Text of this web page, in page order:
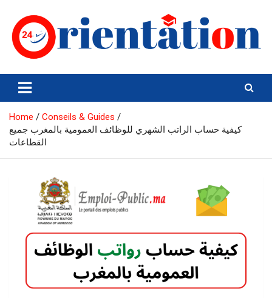
content
Orientation24
Emploi et Orientation au Maroc
Home
Conseils & Guides
كيفية حساب الراتب الشهري للوظائف العمومية بالمغرب جميع
القطاعات